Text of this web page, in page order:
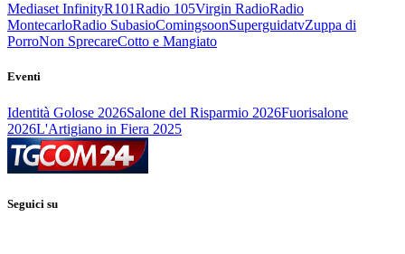
Mediaset InfinityR101Radio 105Virgin RadioRadio
MontecarloRadio SubasioComingsoonSuperguidatvZuppa di
PorroNon SprecareCotto e Mangiato
Eventi
Identità Golose 2026Salone del Risparmio 2026Fuorisalone
2026L'Artigiano in Fiera 2025
Seguici su